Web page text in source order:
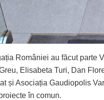
României au făcut parte
Elisabeta Turi, Dan
și Asociația Gaudiopolis
în comun.